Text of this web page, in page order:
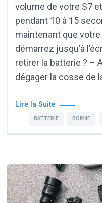
volume de votre S7
pendant 10 à 15
maintenant que
démarrez jusqu’à
retirer la batterie ? –
dégager la cosse de
Lire la Suite
BATTERIE BORNE